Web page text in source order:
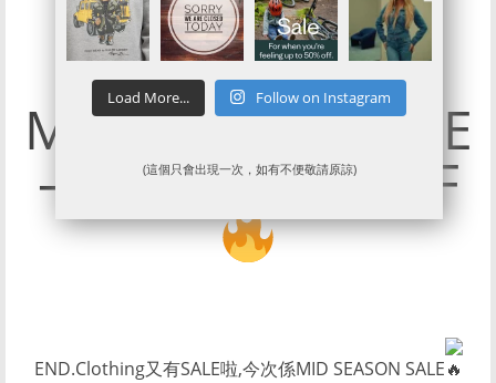
[End Clothing]
MID SEASON SALE
– UP TO 50% OFF
END.Clothing又有SALE啦,今次係MID SEASON SALE
Load More... Follow on Instagram
(這個只會出現一次，如有不便敬請原諒)